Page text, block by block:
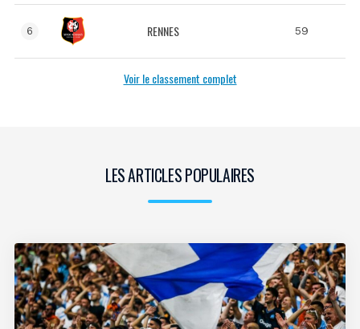
6 RENNES 59
Voir le classement complet
LES ARTICLES POPULAIRES